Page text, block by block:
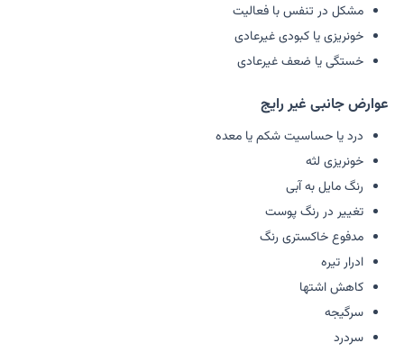
مشکل در تنفس با فعالیت
خونریزی یا کبودی غیرعادی
خستگی یا ضعف غیرعادی
عوارض جانبی غیر رایج
درد یا حساسیت شکم یا معده
خونریزی لثه
رنگ مایل به آبی
تغییر در رنگ پوست
مدفوع خاکستری رنگ
ادرار تیره
کاهش اشتها
سرگیجه
سردرد